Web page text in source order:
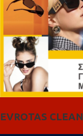
EVROTAS CLEAN